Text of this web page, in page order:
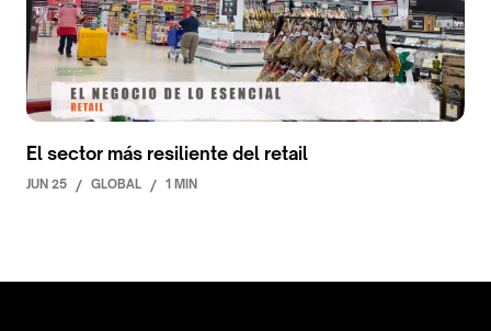
El sector más resiliente del retail
JUN 25 / GLOBAL / 1 MIN